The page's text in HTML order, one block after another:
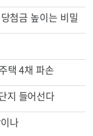
첨금 높이는 비밀
택 4채 파손
지 들어선다
나